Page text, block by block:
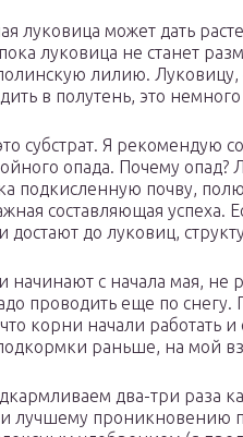
луковица может дать
луковица не станет
лилию. Луковицу,
в полутень, это
субстрат. Я рекомендую
опада. Почему
подкисленную почву,
составляющая успеха.
достают до луковиц,
начинают с начала мая, не
проводить еще по снегу.
корни начали работать
раньше, на мой
два-три раза
лучшему проникновению